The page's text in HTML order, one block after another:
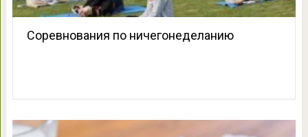
Соревнования по ничегонеделанию